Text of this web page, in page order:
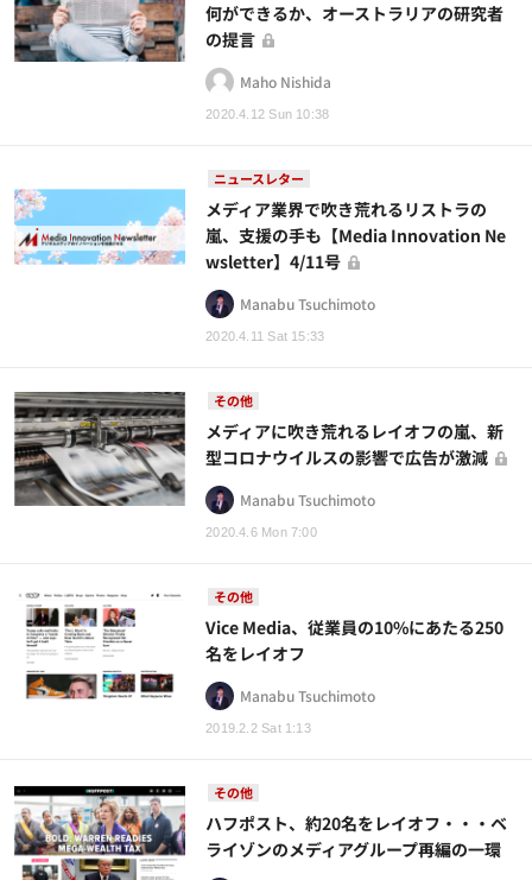
2020.4.12 Sun 10:38
何ができるか、オーストラリアの研究者
の提言
Maho Nishida
ニュースレター
2020.4.11 Sat 15:33
メディア業界で吹き荒れるリストラの
嵐、支援の手も【Media Innovation Ne
wsletter】4/11号
Manabu Tsuchimoto
その他
2020.4.6 Mon 7:00
メディアに吹き荒れるレイオフの嵐、新
型コロナウイルスの影響で広告が激減
Manabu Tsuchimoto
その他
2019.2.2 Sat 1:13
Vice Media、従業員の10%にあたる250
名をレイオフ
Manabu Tsuchimoto
その他
ハフポスト、約20名をレイオフ・・・ベ
ライゾンのメディアグループ再編の一環